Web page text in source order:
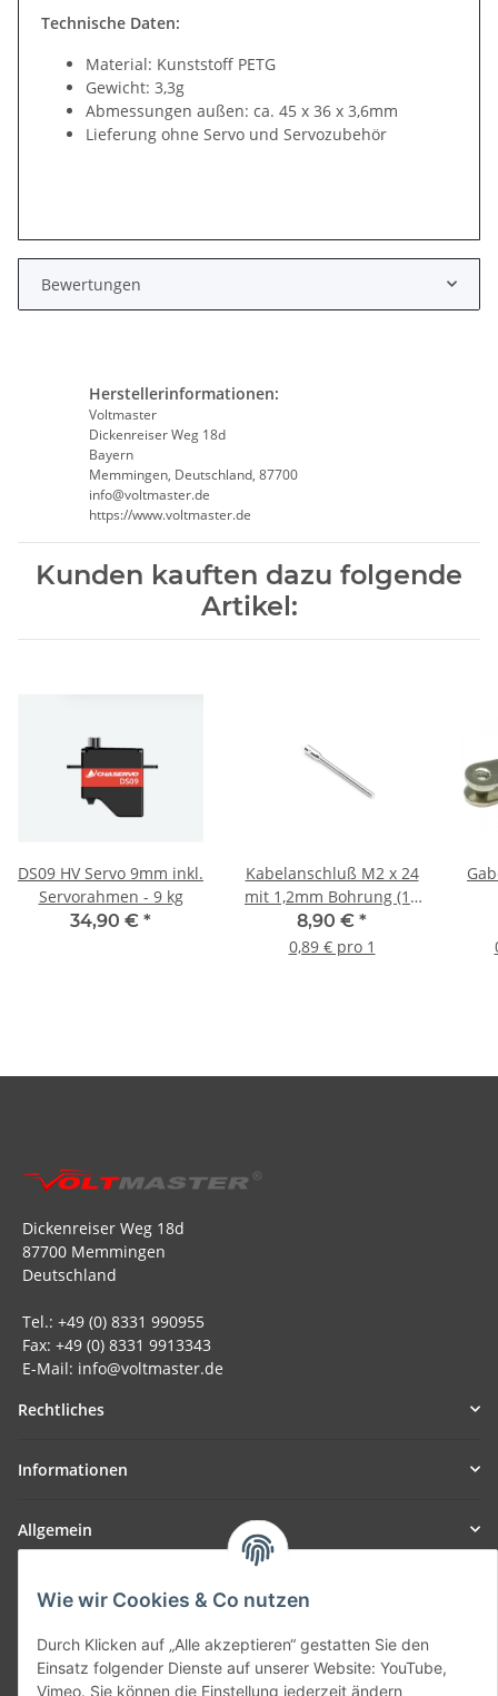
Wie wir Cookies & Co nutzen
Durch Klicken auf „Alle akzeptieren“ gestatten Sie den
Einsatz folgender Dienste auf unserer Website: YouTube,
Vimeo. Sie können die Einstellung jederzeit ändern
Technische Daten:
Material: Kunststoff PETG
Gewicht: 3,3g
Abmessungen außen: ca. 45 x 36 x 3,6mm
Lieferung ohne Servo und Servozubehör
Bewertungen
Herstellerinformationen:
Voltmaster
Dickenreiser Weg 18d
Bayern
Memmingen, Deutschland, 87700
info@voltmaster.de
https://www.voltmaster.de
Kunden kauften dazu folgende
Artikel:
DS09 HV Servo 9mm inkl.
Servorahmen - 9 kg
34,90 € *
Kabelanschluß M2 x 24
mit 1,2mm Bohrung (10
Stück)
8,90 € *
0,89 € pro 1
Dickenreiser Weg 18d
87700 Memmingen
Deutschland
Tel.: +49 (0) 8331 990955
Fax: +49 (0) 8331 9913343
E-Mail: info@voltmaster.de
Rechtliches
Informationen
Allgemein
Teil unseres Netzwerks:
SmoliTec - Safety. Simplified. Worldwide. ( B2B Shop )
Vertrag widerrufen